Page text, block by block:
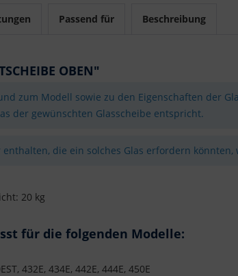
Passend für Beschreibung
OBEN"
zum Modell sowie zu den Eigenschaften der
der gewünschten Glasscheibe entspricht.
die ein solches Glas erfordern
20 kg
für die folgenden Modelle:
432E, 434E, 442E, 444E, 450E